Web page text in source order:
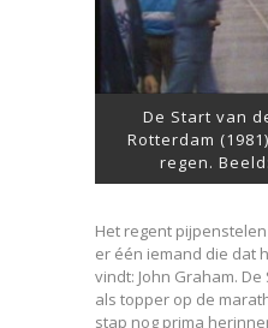
De Start van
Rotterdam
regen.
Het regent
er één iemand die dat
vindt: John Graham.
als topper op de
stap nog prima